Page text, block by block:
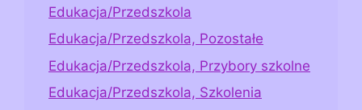
Edukacja/Przedszkola
Edukacja/Przedszkola, Pozostałe
Edukacja/Przedszkola, Przybory szkolne
Edukacja/Przedszkola, Szkolenia